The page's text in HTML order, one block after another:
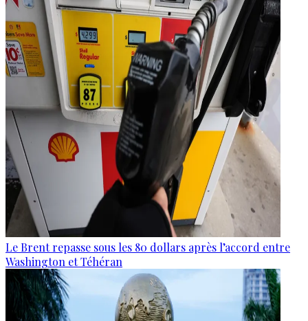
Le Brent repasse sous les 80 dollars après l’accord entre
Washington et Téhéran